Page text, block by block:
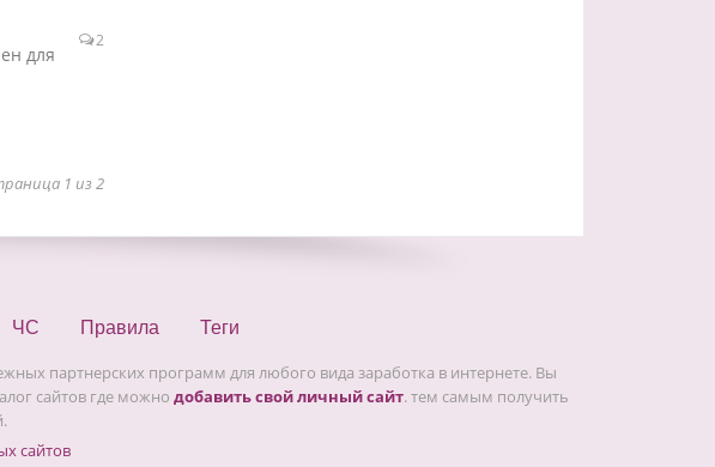
2
для
1 из 2
ЧС Правила Теги
партнерских программ для любого вида заработка в интернете. Вы
сайтов где можно добавить свой личный сайт. тем самым получить